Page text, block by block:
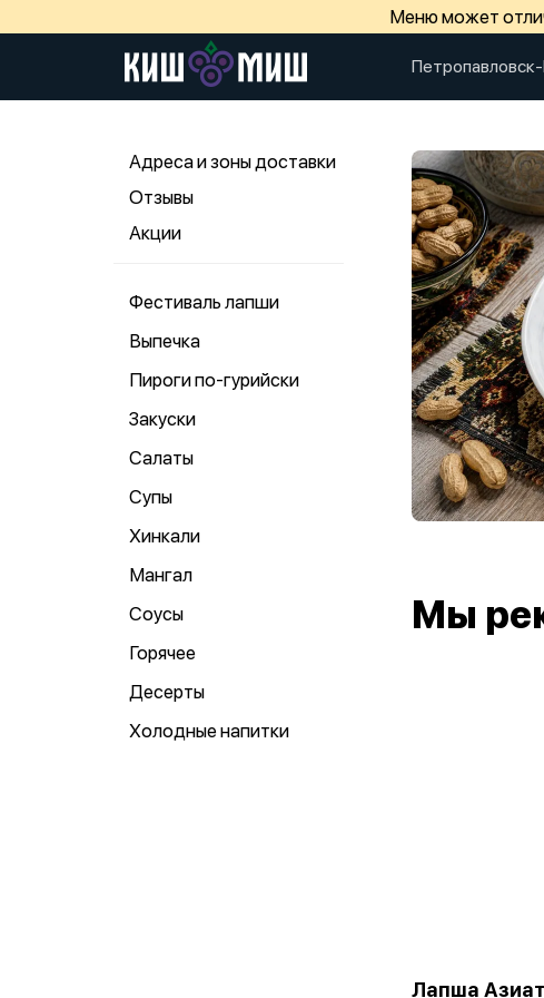
Меню может
Адреса и зоны доставки
Отзывы
Акции
Фестиваль лапши
Выпечка
Пироги по-гурийски
Закуски
Салаты
Супы
Хинкали
Мангал
Соусы
Горячее
Десерты
Холодные напитки
Мы
Лапша